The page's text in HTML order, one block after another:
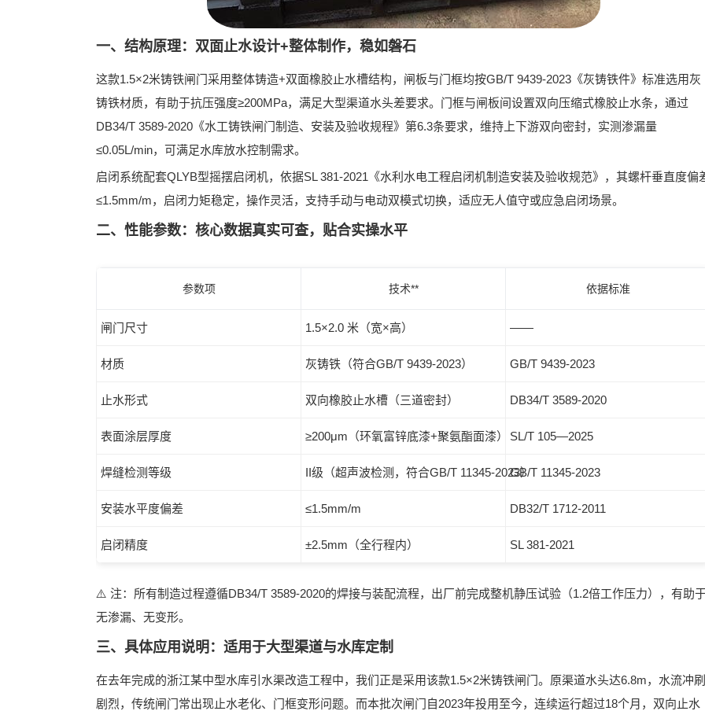
一、结构原理：双面止水设计+整体制作，稳如磐石
这款1.5×2米铸铁闸门采用整体铸造+双面橡胶止水槽结构，闸板与门框均按GB/T 9439-2023《灰铸铁件》 标准选用灰
铸铁材质，有助于抗压强度≥200MPa，满足大型渠道水头差要求。门框与闸板间设置双向压缩式橡胶止水条，通过
DB34/T 3589-2020《水工铸铁闸门制造、安装及验收规程》 第6.3条要求，维持上下游双向密封，实测渗漏量
≤0.05L/min，可满足水库放水控制需求。
启闭系统配套QLYB型摇摆启闭机，依据SL 381-2021《水利水电工程启闭机制造安装及验收规范》 ，其螺杆垂直度偏
≤1.5mm/m，启闭力矩稳定，操作灵活，支持手动与电动双模式切换，适应无人值守或应急启闭场景。
二、性能参数：核心数据真实可查，贴合实操水平
参数项 技术** 依据标准
闸门尺寸 1.5×2.0 米（宽×高） ——
材质 灰铸铁（符合GB/T 9439-2023） GB/T 9439-2023
止水形式 双向橡胶止水槽（三道密封） DB34/T 3589-2020
表面涂层厚度 ≥200μm（环氧富锌底漆+聚氨酯面漆） SL/T 105—2025
焊缝检测等级 II级（超声波检测，符合GB/T 11345-2023）GB/T 11345-2023
安装水平度偏差 ≤1.5mm/m DB32/T 1712-2011
启闭精度 ±2.5mm（全行程内） SL 381-2021
⚠️ 注：所有制造过程遵循DB34/T 3589-2020的焊接与装配流程，出厂前完成整机静压试验（1.2倍工作压力），有助
无渗漏、无变形。
三、具体应用说明：适用于大型渠道与水库定制
在去年完成的浙江某中型水库引水渠改造工程中，我们正是采用该款1.5×2米铸铁闸门。原渠道水头达6.8m，水流冲刷
剧烈，传统闸门常出现止水老化、门框变形问题。而本批次闸门自2023年投用至今，连续运行超过18个月， 双向止水